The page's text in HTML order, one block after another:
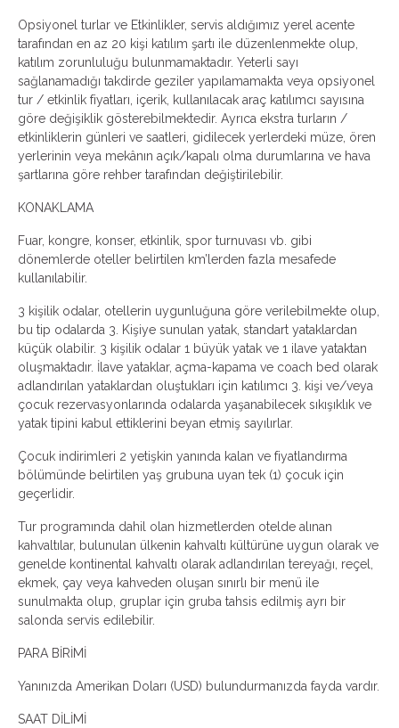
Opsiyonel turlar ve Etkinlikler, servis aldığımız yerel acente
tarafından en az 20 kişi katılım şartı ile düzenlenmekte olup,
katılım zorunluluğu bulunmamaktadır. Yeterli sayı
sağlanamadığı takdirde geziler yapılamamakta veya opsiyonel
tur / etkinlik fiyatları, içerik, kullanılacak araç katılımcı sayısına
göre değişiklik gösterebilmektedir. Ayrıca ekstra turların /
etkinliklerin günleri ve saatleri, gidilecek yerlerdeki müze, ören
yerlerinin veya mekânın açık/kapalı olma durumlarına ve hava
şartlarına göre rehber tarafından değiştirilebilir.
KONAKLAMA
Fuar, kongre, konser, etkinlik, spor turnuvası vb. gibi
dönemlerde oteller belirtilen km’lerden fazla mesafede
kullanılabilir.
3 kişilik odalar, otellerin uygunluğuna göre verilebilmekte olup,
bu tip odalarda 3. Kişiye sunulan yatak, standart yataklardan
küçük olabilir. 3 kişilik odalar 1 büyük yatak ve 1 ilave yataktan
oluşmaktadır. İlave yataklar, açma-kapama ve coach bed olarak
adlandırılan yataklardan oluştukları için katılımcı 3. kişi ve/veya
çocuk rezervasyonlarında odalarda yaşanabilecek sıkışıklık ve
yatak tipini kabul ettiklerini beyan etmiş sayılırlar.
Çocuk indirimleri 2 yetişkin yanında kalan ve fiyatlandırma
bölümünde belirtilen yaş grubuna uyan tek (1) çocuk için
geçerlidir.
Tur programında dahil olan hizmetlerden otelde alınan
kahvaltılar, bulunulan ülkenin kahvaltı kültürüne uygun olarak ve
genelde kontinental kahvaltı olarak adlandırılan tereyağı, reçel,
ekmek, çay veya kahveden oluşan sınırlı bir menü ile
sunulmakta olup, gruplar için gruba tahsis edilmiş ayrı bir
salonda servis edilebilir.
PARA BİRİMİ
Yanınızda Amerikan Doları (USD) bulundurmanızda fayda vardır.
SAAT DİLİMİ